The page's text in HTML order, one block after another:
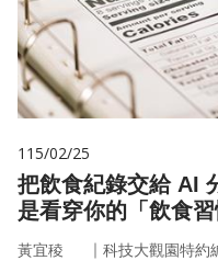
115/02/25
把飲食紀錄交給 AI
是看穿你的「飲食習
黃宜稜 ｜ 科技大觀園特約